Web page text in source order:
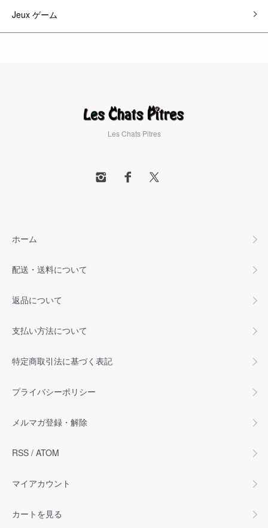
Jeux ゲーム
Les Chats Pitres
ホーム
配送・送料について
返品について
支払い方法について
特定商取引法に基づく表記
プライバシーポリシー
メルマガ登録・解除
RSS / ATOM
マイアカウント
カートを見る